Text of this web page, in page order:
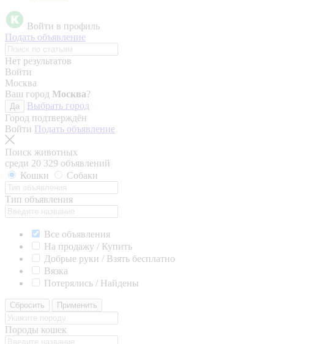
Войти в профиль
Подать объявление
Нет результатов
Войти
Москва
Ваш город Москва?
Да
Выбрать город
Город подтверждён
Войти Подать объявление
Поиск животных
среди 20 329 объявлений
Кошки
Собаки
Тип объявления
Все объявления
На продажу / Купить
Добрые руки / Взять бесплатно
Вязка
Потерялись / Найдены
Сбросить Применить
Породы кошек